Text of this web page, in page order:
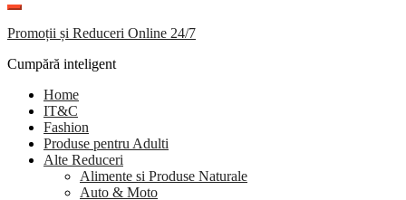
Promoții și Reduceri Online 24/7
Cumpără inteligent
Home
IT&C
Fashion
Produse pentru Adulti
Alte Reduceri
Alimente si Produse Naturale
Auto & Moto